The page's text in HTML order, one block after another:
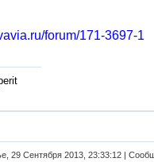
forum/171-3697-1
29 Сентября 2013, 23:33:12 |